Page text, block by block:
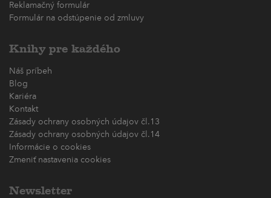
Reklamačný formulár
Formulár na odstúpenie od zmluvy
Knihy pre každého
Náš príbeh
Blog
Kariéra
Kontakt
Zásady ochrany osobných údajov čl.13
Zásady ochrany osobných údajov čl.14
Informácie o cookies
Zmeniť nastavenia cookies
Newsletter